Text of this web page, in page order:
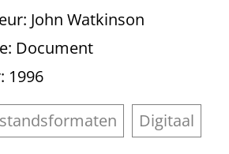
: John Watkinson
: Document
: 1996
Digitaal